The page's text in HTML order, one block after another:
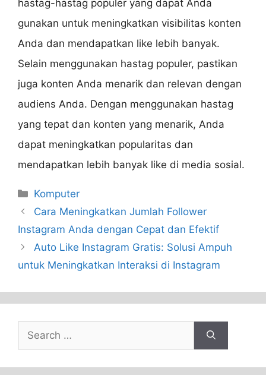
hastag-hastag populer yang dapat Anda
gunakan untuk meningkatkan visibilitas konten
Anda dan mendapatkan like lebih banyak.
Selain menggunakan hastag populer, pastikan
juga konten Anda menarik dan relevan dengan
audiens Anda. Dengan menggunakan hastag
yang tepat dan konten yang menarik, Anda
dapat meningkatkan popularitas dan
mendapatkan lebih banyak like di media sosial.
Categories
Komputer
Cara Meningkatkan Jumlah Follower
Instagram Anda dengan Cepat dan Efektif
Auto Like Instagram Gratis: Solusi Ampuh
untuk Meningkatkan Interaksi di Instagram
Search
for: